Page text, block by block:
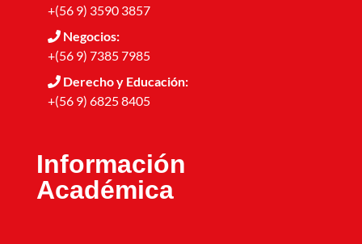
+(56 9) 3590 3857
Negocios:
+(56 9) 7385 7985
Derecho y Educación:
+(56 9) 6825 8405
Información
Académica